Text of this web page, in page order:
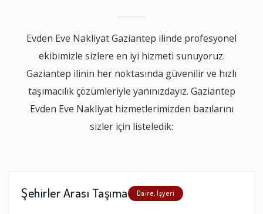
Evden Eve Nakliyat Gaziantep ilinde profesyonel
ekibimizle sizlere en iyi hizmeti sunuyoruz.
Gaziantep ilinin her noktasında güvenilir ve hızlı
taşımacılık çözümleriyle yanınızdayız. Gaziantep
Evden Eve Nakliyat hizmetlerimizden bazılarını
sizler için listeledik:
Şehirler Arası Taşıma Daire, İşyeri